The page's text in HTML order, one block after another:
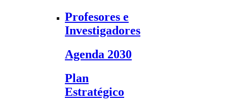
Profesores e
Investigadores
Agenda 2030
Plan
Estratégico